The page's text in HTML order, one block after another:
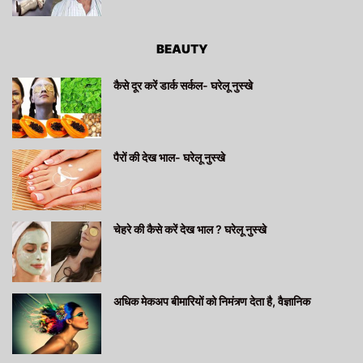
BEAUTY
कैसे दूर करें डार्क सर्कल- घरेलू नुस्खे
पैरों की देख भाल- घरेलू नुस्खे
चेहरे की कैसे करें देख भाल ? घरेलू नुस्खे
अधिक मेकअप बीमारियों को निमंत्र्ण देता है, वैज्ञानिक